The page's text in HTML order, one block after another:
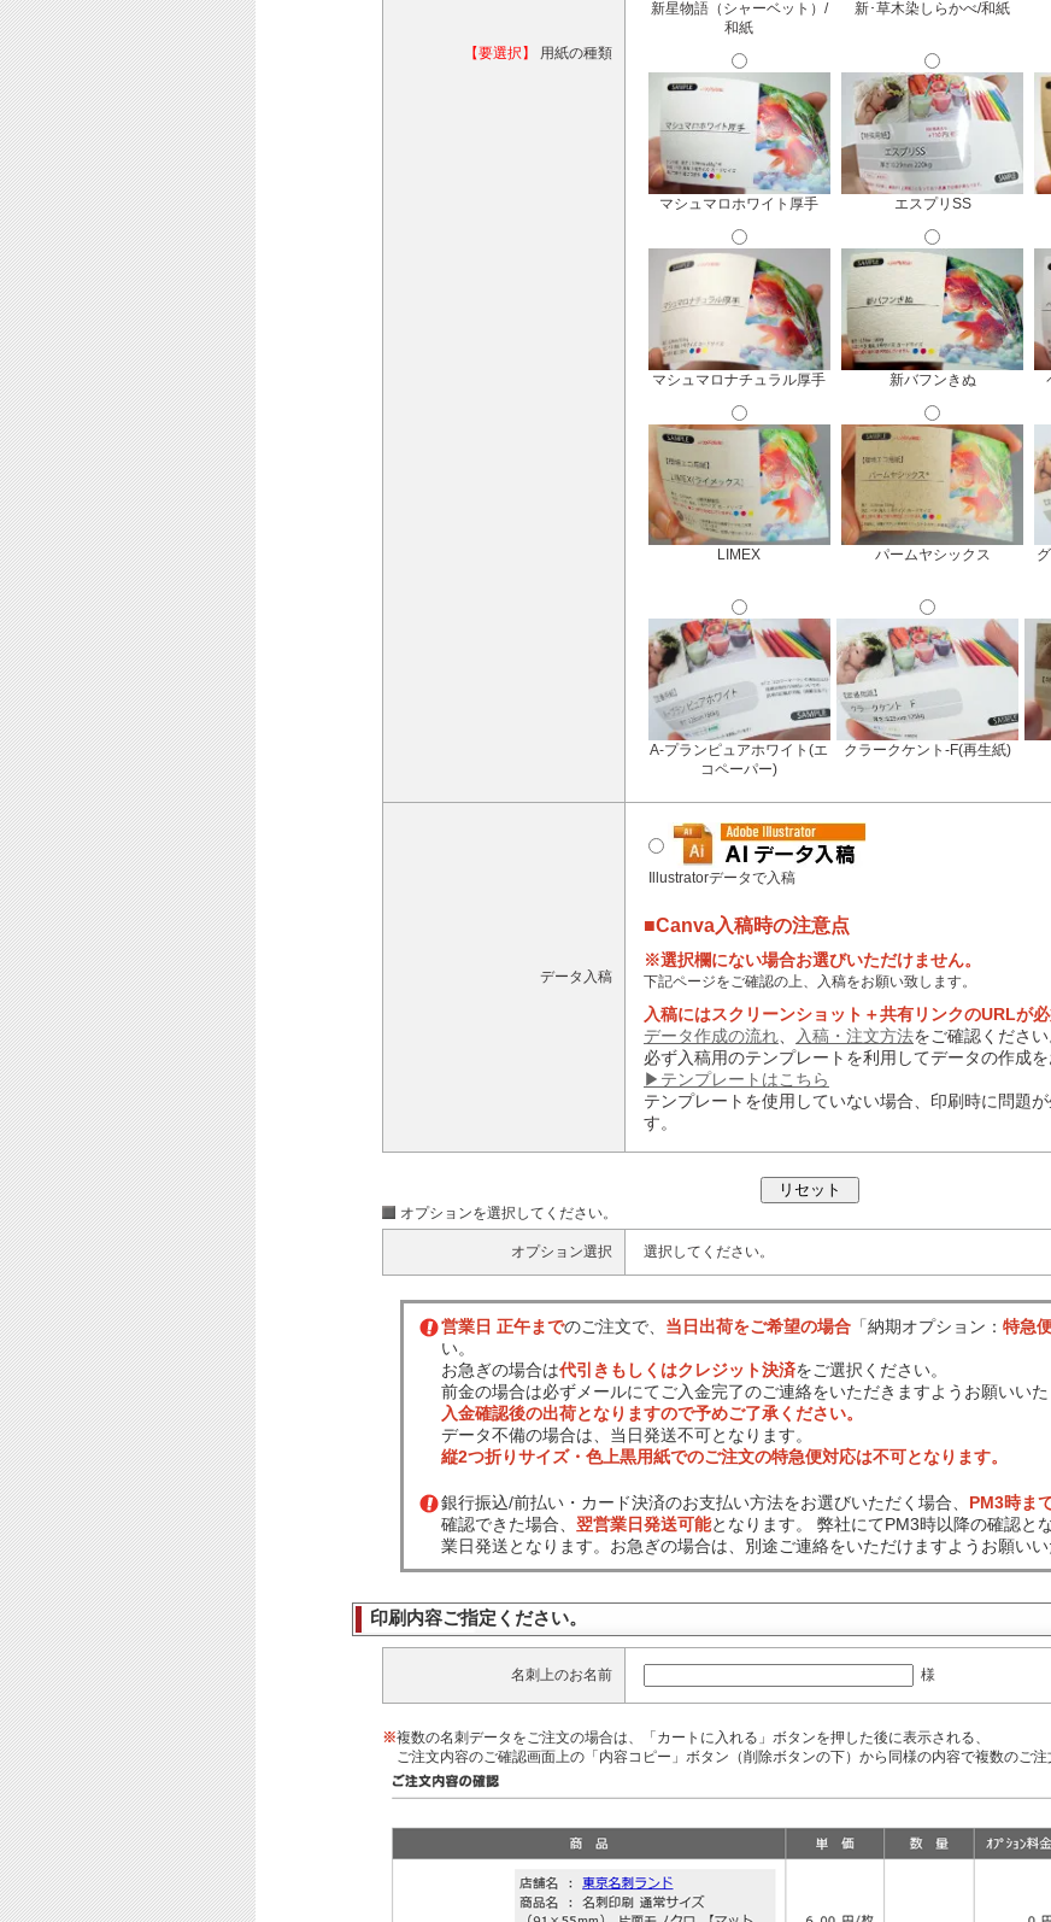
【要選択】 用紙の種類
新星物語（シャーベット）/
和紙
新･草木染しらかべ/和紙
マシュマロホワイト厚手 エスプリSS
マシュマロナチュラル厚手 新バフンきぬ
LIMEX パームヤシックス
A-プランピュアホワイト(エ
コペーパー)
クラークケント-F(再生紙)
データ入稿
Illustratorデータで入稿
■Canva入稿時の注意点
※選択欄にない場合お選びいただけません。
下記ページをご確認の上、入稿をお願い致します。
入稿にはスクリーンショット＋共有リンクのURLが必
データ作成の流れ
入稿・注文方法をご確認ください
必ず入稿用のテンプレートを利用してデータの作成を
▶テンプレートはこちら
テンプレートを使用していない場合、印刷時に問題
す。
オプションを選択してください。
オプション選択 選択してください。
営業日 正午までのご注文で、 当日出荷をご希望の場合 「納期オプション： 特急
い。
お急ぎの場合は代引きもしくはクレジット決済をご選択ください。
前金の場合は必ずメールにてご入金完了のご連絡をいただきますようお願いいた
入金確認後の出荷となりますので予めご了承ください。
データ不備の場合は、当日発送不可となります。
縦2つ折りサイズ・色上黒用紙でのご注文の特急便対応は不可となります。
銀行振込/前払い・カード決済のお支払い方法をお選びいただく場合、 PM3時ま
確認できた場合、 翌営業日発送可能となります。 弊社にてPM3時以降の確認と
業日発送となります。お急ぎの場合は、別途ご連絡をいただけますようお願いい
印刷内容ご指定ください。
名刺上のお名前 様
※複数の名刺データをご注文の場合は、「カートに入れる」ボタンを押した後に表示される、
ご注文内容のご確認画面上の「内容コピー」ボタン（削除ボタンの下）から同様の内容で複数のご注